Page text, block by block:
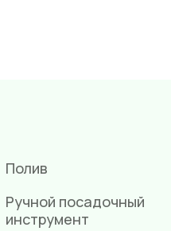
Полив
Ручной посадочный
инструмент